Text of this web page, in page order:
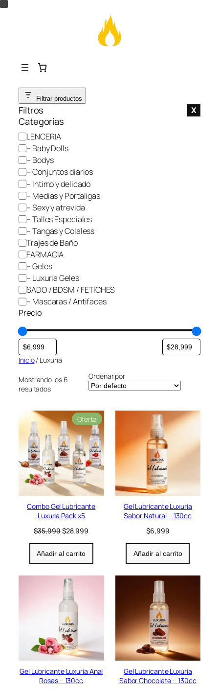
Saltar
contenido
Filtrar productos
Filtros X
Categorías
C
a
t
e
g
o
r
í
a
LENCERIA
– Baby Dolls
– Bodys
– Conjuntos diarios
– Intimo y delicado
– Medias y Portaligas
– Sexy y atrevida
– Talles Especiales
– Tangas y Colaless
Trajes de Baño
FARMACIA
– Geles
– Luxuria Geles
SADO / BDSM / FETICHES
– Mascaras / Antifaces
Precio
Inicio/ Luxuria
Mostrando los 6
resultados
Ordenar por
Oferta
r
o
d
u
c
e
Combo Gel Lubricante
Luxuria Pack x5
$35,999E
p
r
e
c
o
r
i
g
i
n
a
l
e
$28,999
e
c
a
l
e
s
Añadir al carrito
Gel Lubricante Luxuria
Sabor Natural – 130cc
$6,999
Añadir al carrito
Gel Lubricante Luxuria Anal
Rosas – 130cc
Gel Lubricante Luxuria
Sabor Chocolate – 130cc